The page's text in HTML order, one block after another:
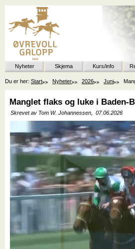
Nyheter Skjema Kurs/info
Du er her: Start Nyheter 2026 Juni
Manglet flaks og luke i Baden-
Skrevet av Tom W. Johannessen, 07.06.2026